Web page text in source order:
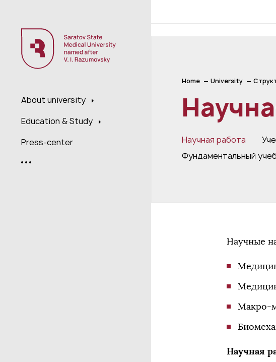
About university
Education & Study
Press-center
Home University
Научная работа
Фундаментальный
Научные
Макро-
Научная